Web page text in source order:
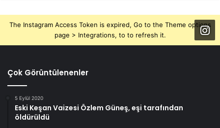
The Instagram Access Token is expired, Go to the Theme options
page > Integrations, to to refresh it.
Çok Görüntülenenler
5 Eylül 2020
Eski Keşan Vaizesi Özlem Güneş, eşi tarafından
öldürüldü